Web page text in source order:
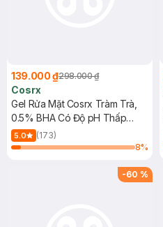
139.000 ₫298.000 ₫
Cosrx
Gel Rửa Mặt Cosrx Tràm Trà,
0.5% BHA Có Độ pH Thấp
150ml
5.0
(173)
8%
-60 %